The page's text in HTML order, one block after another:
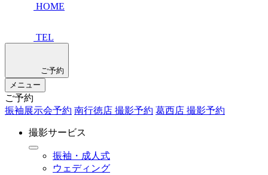
HOME
TEL
ご予約
メニュー
ご予約
振袖展示会予約 南行徳店 撮影予約 葛西店 撮影予約
撮影サービス
振袖・成人式
ウェディング